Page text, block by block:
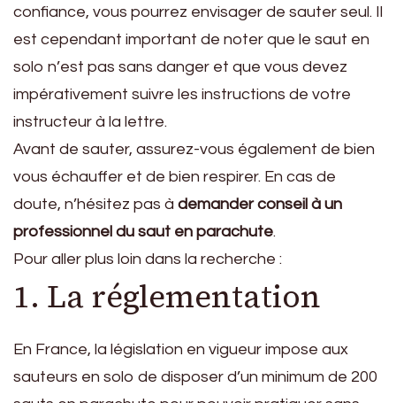
confiance, vous pourrez envisager de sauter seul. Il
est cependant important de noter que le saut en
solo n’est pas sans danger et que vous devez
impérativement suivre les instructions de votre
instructeur à la lettre.
Avant de sauter, assurez-vous également de bien
vous échauffer et de bien respirer. En cas de
doute, n’hésitez pas à demander conseil à un
professionnel du saut en parachute.
Pour aller plus loin dans la recherche :
1. La réglementation
En France, la législation en vigueur impose aux
sauteurs en solo de disposer d’un minimum de 200